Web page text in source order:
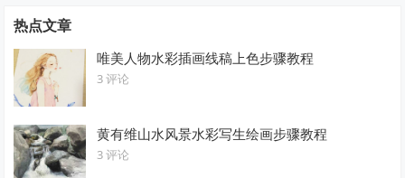
热点文章
唯美人物水彩插画线稿上色步骤教程
3 评论
黄有维山水风景水彩写生绘画步骤教程
3 评论